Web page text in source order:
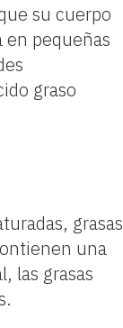
su cuerpo
en pequeñas
graso
grasas
una
las grasas